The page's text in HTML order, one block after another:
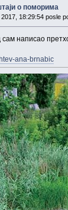
о поморима
2017, 18:29:54 posle
написао
ana-brnabic